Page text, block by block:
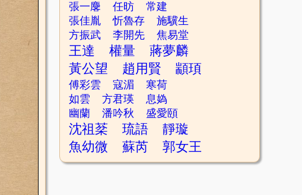
張一麐 任昉
常建
張佳胤
忻魯存
施驥生
方振武
李開先 焦易堂
王達 權量
蔣夢麟
黃公望
趙用賢 顓頊
傅彩雲 寇湄
寒荷
如雲
方君瑛
息媯
幽蘭
潘吟秋 盛愛頤
沈祖棻 琉語
靜璇
魚幼微
蘇芮 郭女王